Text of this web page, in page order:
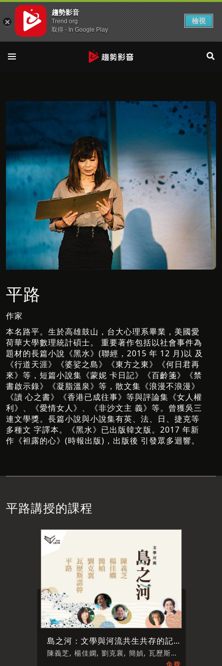
平路
作家
本名路平。生於高雄鼓山，台大心理系畢業，美國愛
荷華大學數理統計碩士。 重要著作包括以社會事件為
題材的長篇小說《黑水》(聯經，2015 年 12 月)以 及
《行道天涯》《婆娑之島》《東方之東》《何日君再
來》等，短篇小說集《蒙妮 卡日記》《百齡箋》《禁
書啟示錄》《凝脂溫泉》等，散文集《浪漫不浪漫》
《讀 心之書》《香港已成往事》等與評論集《女人權
利》、《愛情女人》、《非沙文主 義》等。曾獲吳三
連文學獎。長篇小說與小說集有英、法、日、捷克等
多種文 字譯本。《黑水》已出版韓文版。2017 年新
作《袒露的心》(時報出版)，出版後 引發眾多迴響。
平路講授的課程
島之河：文學與河流共生共存的記憶
陳義芝, 楊佳嫻, 劉克襄, 簡媜, 瓦歷斯・諾幹, 平路
趨勢影音
Trend org
取得 - In Google Play
檢視